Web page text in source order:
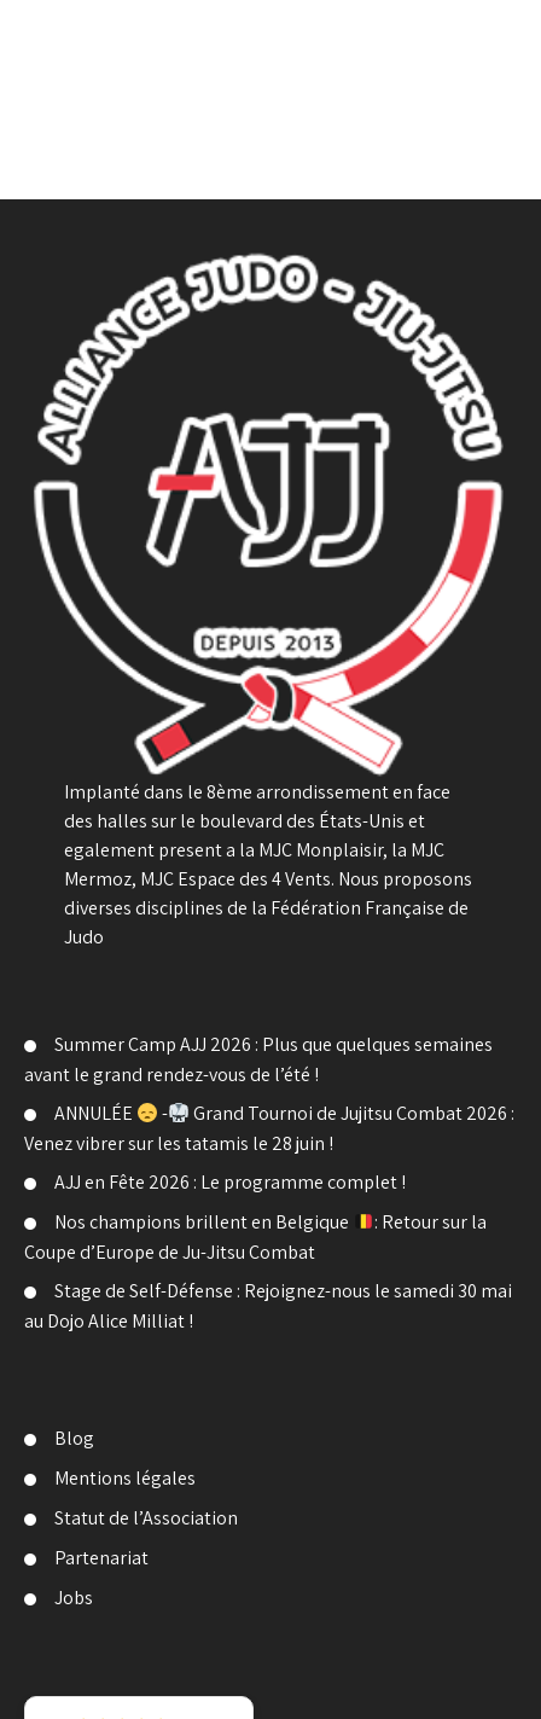
Implanté dans le 8ème arrondissement en face
des halles sur le boulevard des États-Unis et
egalement present a la MJC Monplaisir, la MJC
Mermoz, MJC Espace des 4 Vents. Nous proposons
diverses disciplines de la Fédération Française de
Judo
Summer Camp AJJ 2026 : Plus que quelques semaines
avant le grand rendez-vous de l’été !
ANNULÉE
-
Grand Tournoi de Jujitsu Combat 2026 :
Venez vibrer sur les tatamis le 28 juin !
AJJ en Fête 2026 : Le programme complet !
Nos champions brillent en Belgique
: Retour sur la
Coupe d’Europe de Ju-Jitsu Combat
Stage de Self-Défense : Rejoignez-nous le samedi 30 mai
au Dojo Alice Milliat !
Blog
Mentions légales
Statut de l’Association
Partenariat
Jobs